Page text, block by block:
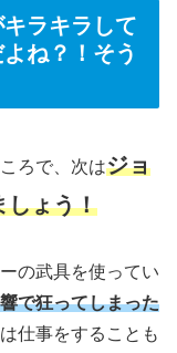
ラキラして
ね？！そう
ろで、次はジョ
しょう！
の武具を使ってい
で狂ってしまった
仕事をすることも